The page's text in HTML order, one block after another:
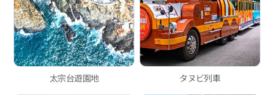
太宗台遊園地 タヌビ列車